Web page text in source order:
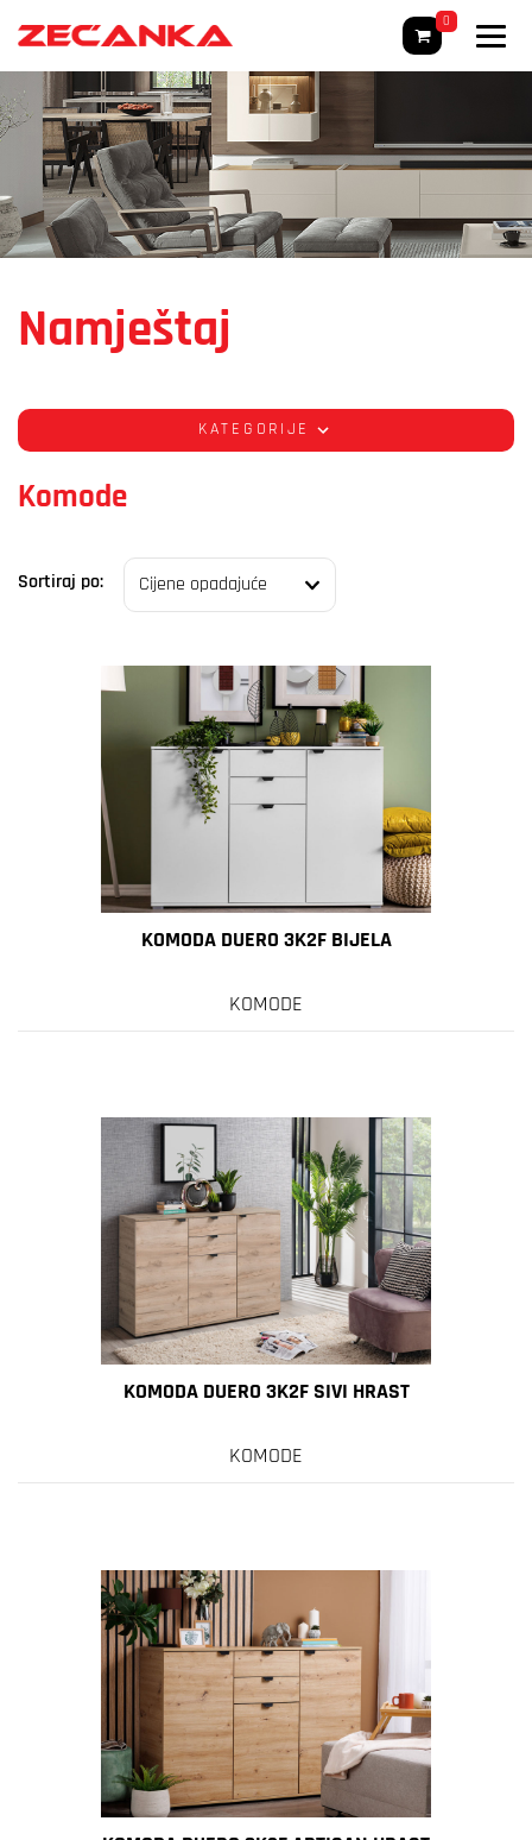
0
Namještaj
KATEGORIJE
Komode
Sortiraj po:
KOMODA DUERO 3K2F BIJELA
KOMODE
KOMODA DUERO 3K2F SIVI HRAST
KOMODE